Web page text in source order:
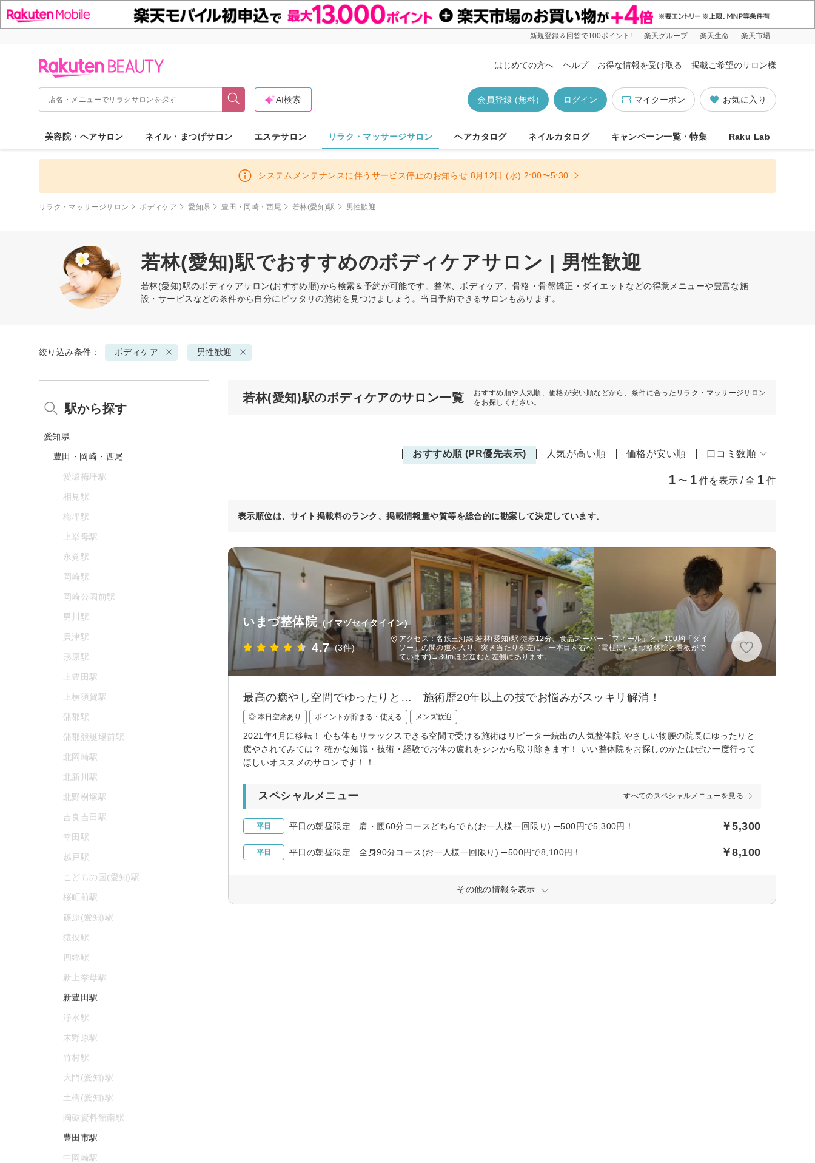
新規登録＆回答で100ポイント! 楽天グループ 楽天生命 楽天市場
はじめての方へ ヘルプ お得な情報を受け取る 掲載ご希望のサロン様
お気に入り
マイクーポン
ログイン
会員登録 (無料)
AI検索
美容院・ヘアサロン ネイル・まつげサロン エステサロン リラク・マッサージサロン ヘアカタログ ネイルカタログ キャンペーン一覧・特集 Raku Lab
システムメンテナンスに伴うサービス停止のお知らせ 8月12日 (水) 2:00〜5:30
リラク・マッサージサロン ボディケア 愛知県 豊田・岡崎・西尾 若林(愛知)駅 男性歓迎
若林(愛知)駅でおすすめのボディケアサロン | 男性歓迎
若林(愛知)駅のボディケアサロン(おすすめ順)から検索＆予約が可能です。整体、ボディケア、骨格・骨盤矯正・ダイエットなどの得意メニューや豊富な施
設・サービスなどの条件から自分にピッタリの施術を見つけましょう。当日予約できるサロンもあります。
絞り込み条件： ボディケア 男性歓迎
若林(愛知)駅のボディケアのサロン一覧
おすすめ順や人気順、価格が安い順などから、条件に合ったリラク・マッサージサロン
をお探しください。
おすすめ順 (PR優先表示) 人気が高い順 価格が安い順 口コミ数順
1 〜 1 件を表示 / 全 1 件
表示順位は、サイト掲載料のランク、掲載情報量や質等を総合的に勘案して決定しています。
いまづ整体院 (イマヅセイタイイン)
4.7 (3件)
アクセス：名鉄三河線 若林(愛知)駅 徒歩12分、食品スーパー「フィール」と、100均「ダイ
ソー」の間の道を入り、突き当たりを左に→一本目を右へ（電柱にいまづ整体院と看板がで
ています)→30mほど進むと左側にあります。
最高の癒やし空間でゆったりと… 施術歴20年以上の技でお悩みがスッキリ解消！
◎ 本日空席あり ポイントが貯まる・使える メンズ歓迎
2021年4月に移転！ 心も体もリラックスできる空間で受ける施術はリピーター続出の人気整体院 やさしい物腰の院長にゆったりと
癒やされてみては？ 確かな知識・技術・経験でお体の疲れをシンから取り除きます！ いい整体院をお探しのかたはぜひ一度行って
ほしいオススメのサロンです！！
スペシャルメニュー すべてのスペシャルメニューを見る
平日 平日の朝昼限定 肩・腰60分コースどちらでも(お一人様一回限り) ➖500円で5,300円！ ￥5,300
平日 平日の朝昼限定 全身90分コース(お一人様一回限り) ➖500円で8,100円！ ￥8,100
その他の情報を表示
駅から探す
愛知県
豊田・岡崎・西尾
愛環梅坪駅
相見駅
梅坪駅
上挙母駅
永覚駅
岡崎駅
岡崎公園前駅
男川駅
貝津駅
形原駅
上豊田駅
上横須賀駅
蒲郡駅
蒲郡競艇場前駅
北岡崎駅
北新川駅
北野桝塚駅
吉良吉田駅
幸田駅
越戸駅
こどもの国(愛知)駅
桜町前駅
篠原(愛知)駅
猿投駅
四郷駅
新上挙母駅
新豊田駅
浄水駅
末野原駅
竹村駅
大門(愛知)駅
土橋(愛知)駅
陶磁資料館南駅
豊田市駅
中岡崎駅